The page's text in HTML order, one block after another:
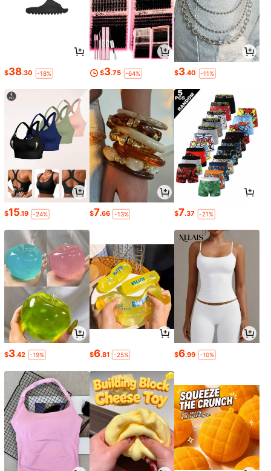
$38.30 -18% $3.75 -64% $3.40 -11%
$15.19 -24% $7.66 -13% $7.37 -21%
$3.42 -19% $6.81 -25% $6.99 -10%